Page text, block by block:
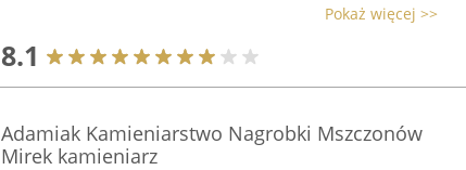
Pokaż więcej >>
8.1
Adamiak Kamieniarstwo Nagrobki Mszczonów
Mirek kamieniarz